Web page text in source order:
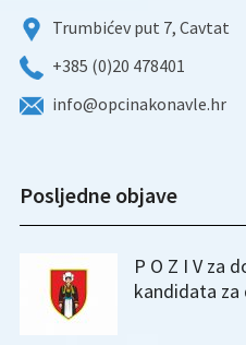
Trumbićev put 7, Cavtat
+385 (0)20 478401
info@opcinakonavle.hr
Posljedne objave
P O Z I V za
kandidata za